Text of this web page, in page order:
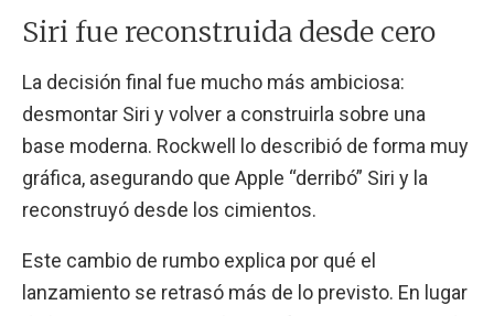
Siri fue reconstruida desde cero
La decisión final fue mucho más ambiciosa:
desmontar Siri y volver a construirla sobre una
base moderna. Rockwell lo describió de forma muy
gráfica, asegurando que Apple “derribó” Siri y la
reconstruyó desde los cimientos.
Este cambio de rumbo explica por qué el
lanzamiento se retrasó más de lo previsto. En lugar